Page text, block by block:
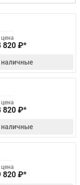
820 ₽*
наличные
820 ₽*
наличные
820 ₽*